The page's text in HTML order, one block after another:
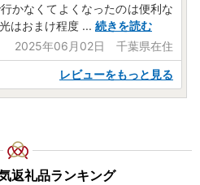
かなくてよくなったのは便利な
はおまけ程度 ... 続きを読む
2025年06月02日 千葉県在住
レビューをもっと見る
返礼品ランキング